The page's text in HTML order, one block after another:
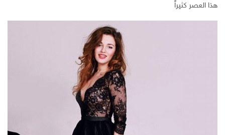
هذا العصر كثيراً